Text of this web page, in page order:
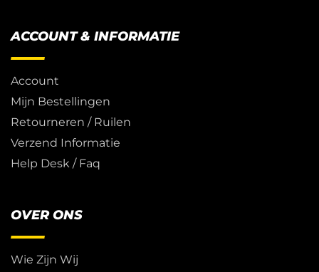
ACCOUNT & INFORMATIE
Account
Mijn Bestellingen
Retourneren / Ruilen
Verzend Informatie
Help Desk / Faq
OVER ONS
Wie Zijn Wij